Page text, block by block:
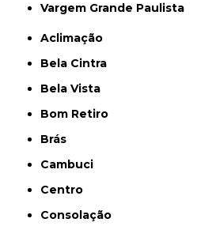
Vargem Grande Paulista
Aclimação
Bela Cintra
Bela Vista
Bom Retiro
Brás
Cambuci
Centro
Consolação